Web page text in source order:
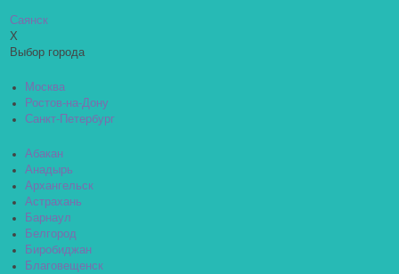
Саянск
X
Выбор города
Москва
Ростов-на-Дону
Санкт-Петербург
Абакан
Анадырь
Архангельск
Астрахань
Барнаул
Белгород
Биробиджан
Благовещенск